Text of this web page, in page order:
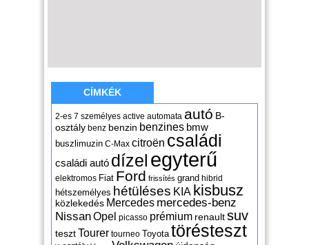
CÍMKÉK
2-es 7 személyes active automata autó B-
osztály benz benzin benzines bmw
buszlimuzin C-Max citroën családi
családi autó dízel egyterű
elektromos Fiat Ford frissítés grand hibrid
hétszemélyes hétüléses KIA kisbusz
közlekedés Mercedes mercedes-benz
NissanOpel picasso prémium renaultsuv
tesztTourer tourneo Toyota törésteszt